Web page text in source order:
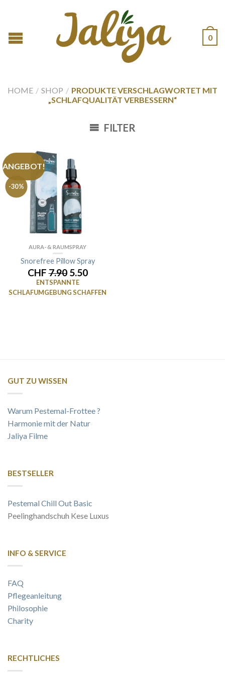
0
HOME / SHOP / PRODUKTE VERSCHLAGWORTET MIT
„SCHLAFQUALITÄT VERBESSERN“
FILTER
-30%
ANGEBOT!
AURA- & RAUMSPRAY
Snorefree Pillow Spray
CHF7.905.50
ENTSPANNTE
SCHLAFUMGEBUNG SCHAFFEN
GUT ZU WISSEN
Warum Pestemal-Frottee ?
Harmonie mit der Natur
Jaliya Filme
BESTSELLER
Pestemal Chill Out Basic
Peelinghandschuh Kese Luxus
INFO & SERVICE
FAQ
Pflegeanleitung
Philosophie
Charity
RECHTLICHES